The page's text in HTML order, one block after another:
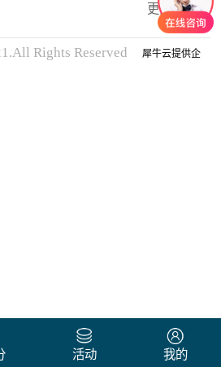
更多商品
Rights Reserved
犀牛云提供企
活动 我的